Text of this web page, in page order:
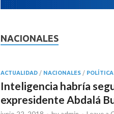
NACIONALES
ACTUALIDAD / NACIONALES / POLÍTICA
Inteligencia habría
expresidente Abdalá